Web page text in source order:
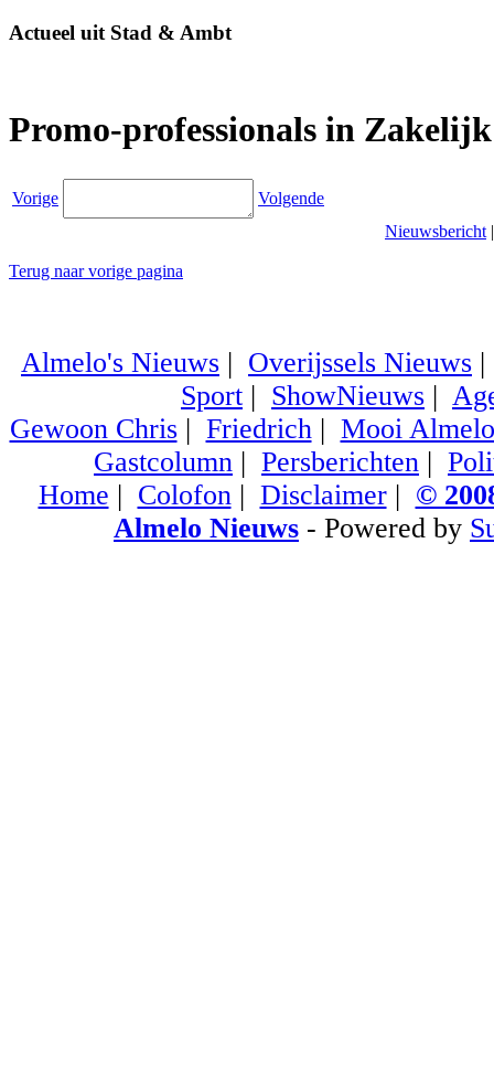
Actueel uit Stad & Ambt
Promo-professionals in
Vorige
Volgende
Nieuwsbericht
Terug naar vorige pagina
Almelo's Nieuws | Overijssels Nieuws
Sport | ShowNieuws |
Gewoon Chris| Friedrich| Mooi Almelo
Gastcolumn | Persberichten |
Home | Colofon| Disclaimer| ©
Almelo Nieuws - Powered by